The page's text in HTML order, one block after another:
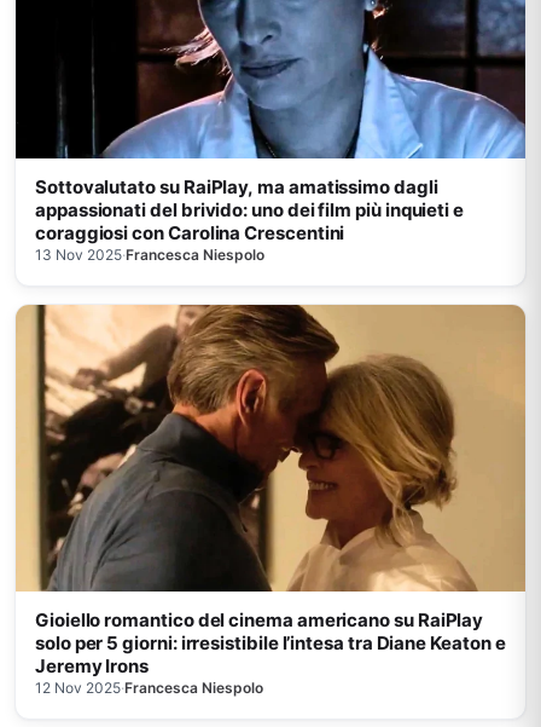
Sottovalutato su RaiPlay, ma amatissimo dagli
appassionati del brivido: uno dei film più inquieti e
coraggiosi con Carolina Crescentini
13 Nov 2025·Francesca Niespolo
Gioiello romantico del cinema americano su RaiPlay
solo per 5 giorni: irresistibile l’intesa tra Diane Keaton e
Jeremy Irons
12 Nov 2025·Francesca Niespolo